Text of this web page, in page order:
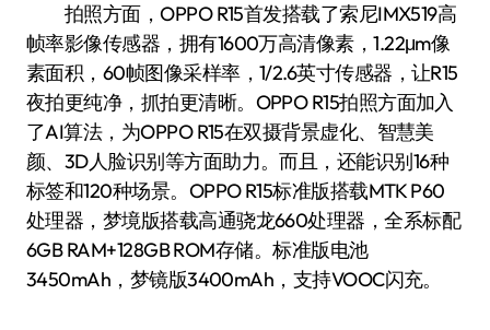
拍照方面，OPPO R15首发搭载了索尼IMX519高
帧率影像传感器，拥有1600万高清像素，1.22μm像
素面积，60帧图像采样率，1/2.6英寸传感器，让R15
夜拍更纯净，抓拍更清晰。OPPO R15拍照方面加入
了AI算法，为OPPO R15在双摄背景虚化、智慧美
颜、3D人脸识别等方面助力。而且，还能识别16种
标签和120种场景。OPPO R15标准版搭载MTK P60
处理器，梦境版搭载高通骁龙660处理器，全系标配
6GB RAM+128GB ROM存储。标准版电池
3450mAh，梦镜版3400mAh，支持VOOC闪充。